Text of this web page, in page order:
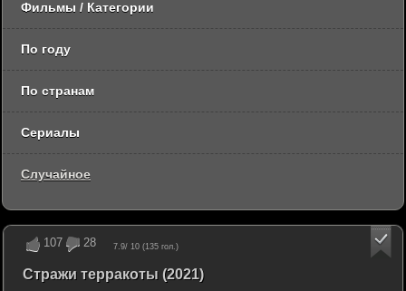
107 28 7.9/ 10 (135 гол.)
Стражи терракоты (2021)
Фильмы / Категории
По году
По странам
Сериалы
Случайное